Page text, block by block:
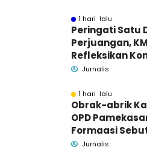
1 hari lalu
Peringati Satu
Perjuangan,
Refleksikan
untuk
Jurnalis
1 hari lalu
Obrak-abrik
OPD
Formaasi
Pamekasan
Jurnalis